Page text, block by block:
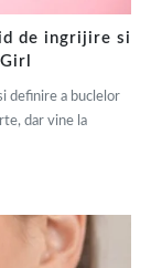
de ingrijire si
definire a buclelor
dar vine la